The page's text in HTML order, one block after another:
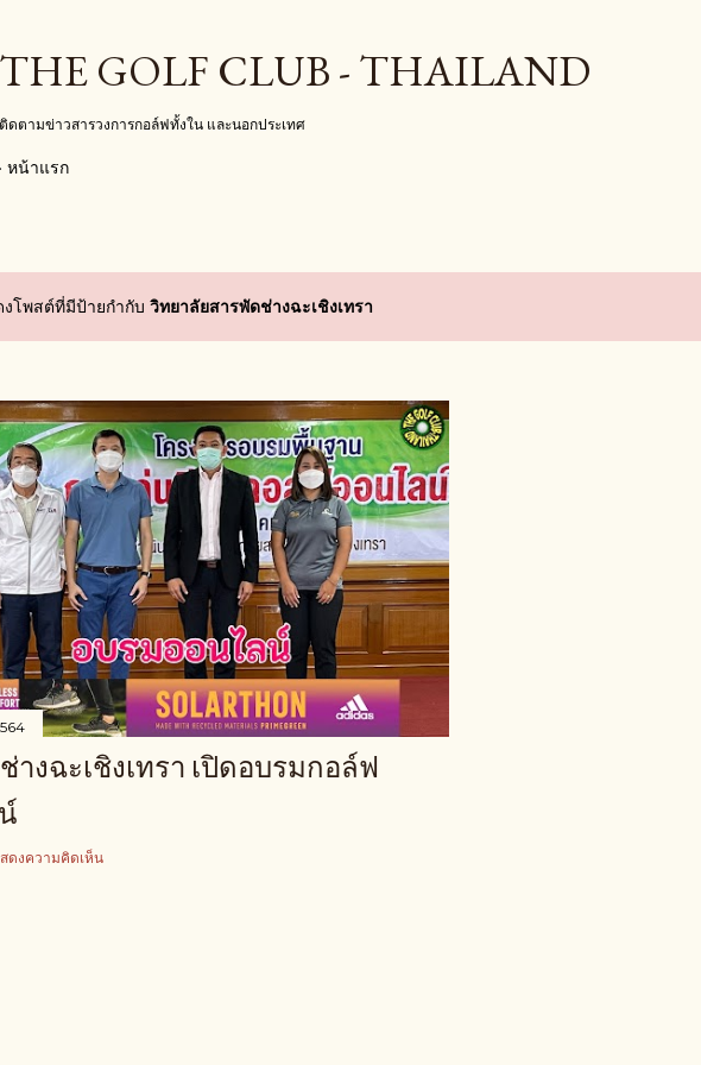
THE GOLF CLUB - THAILAND
ติดตามข่าวสารวงการกอล์ฟทั้งใน และนอกประเทศ
หน้าแรก
งโพสต์ที่มีป้ายกำกับ วิทยาลัยสารพัดช่างฉะเชิงเทรา
างฉะเชิงเทรา เปิดอบรมกอล์ฟ
ดงความคิดเห็น